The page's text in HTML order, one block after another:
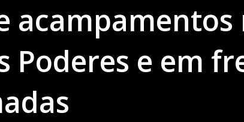
acampamentos
Poderes e em